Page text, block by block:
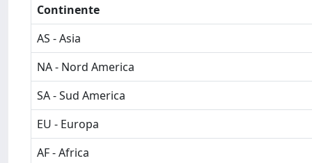
Continente
AS - Asia
NA - Nord America
SA - Sud America
EU - Europa
AF - Africa